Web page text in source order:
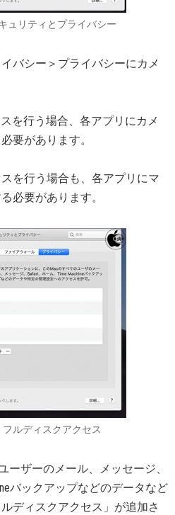
ュリティとプライバシー
バシー＞プライバシーにカメ
を行う場合、各アプリにカメ
要があります。
を行う場合も、各アプリにマ
必要があります。
フルディスクアクセス
ーザーのメール、メッセージ、
バックアップなどのデータなど
ディスクアクセス」が追加さ